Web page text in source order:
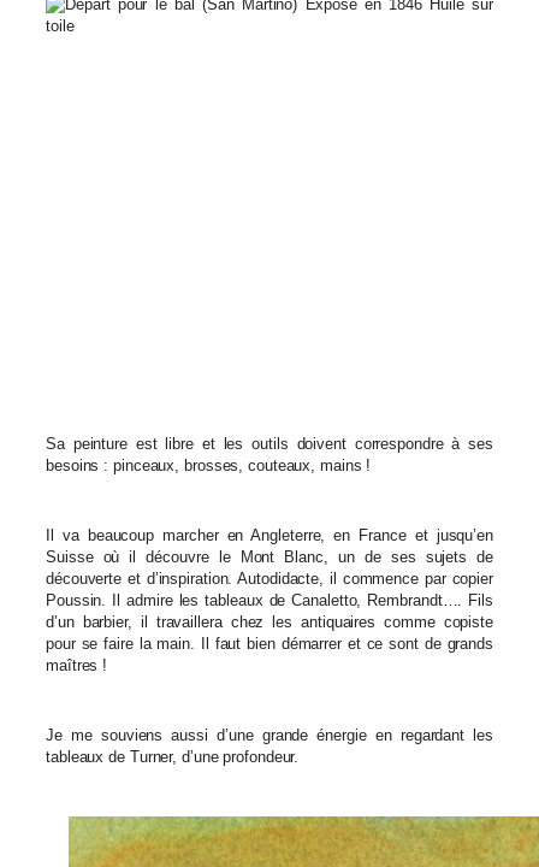
Sa peinture est libre et les outils doivent correspondre à ses
besoins : pinceaux, brosses, couteaux, mains !
Il va beaucoup marcher en Angleterre, en France et jusqu’en
Suisse où il découvre le Mont Blanc, un de ses sujets de
découverte et d’inspiration. Autodidacte, il commence par copier
Poussin. Il admire les tableaux de Canaletto, Rembrandt…. Fils
d’un barbier, il travaillera chez les antiquaires comme copiste
pour se faire la main. Il faut bien démarrer et ce sont de grands
maîtres !
Je me souviens aussi d’une grande énergie en regardant les
tableaux de Turner, d’une profondeur.